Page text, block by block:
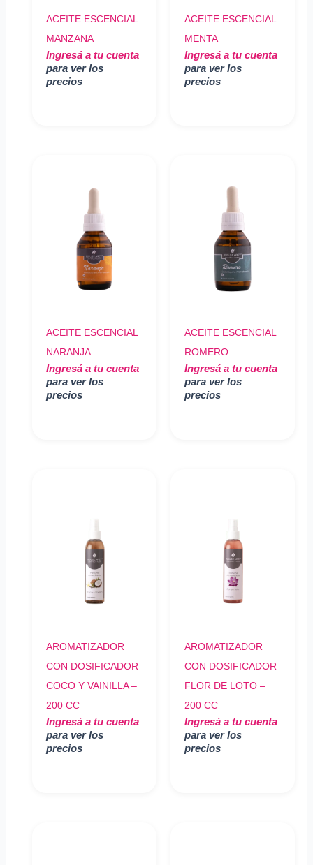
ACEITE ESCENCIAL
MANZANA
Ingresá a tu cuenta
para ver los
precios
ACEITE ESCENCIAL
MENTA
Ingresá a tu cuenta
para ver los
precios
ACEITE ESCENCIAL
NARANJA
Ingresá a tu cuenta
para ver los
precios
ACEITE ESCENCIAL
ROMERO
Ingresá a tu cuenta
para ver los
precios
AROMATIZADOR
CON DOSIFICADOR
COCO Y VAINILLA –
200 CC
Ingresá a tu cuenta
para ver los
precios
AROMATIZADOR
CON DOSIFICADOR
FLOR DE LOTO –
200 CC
Ingresá a tu cuenta
para ver los
precios